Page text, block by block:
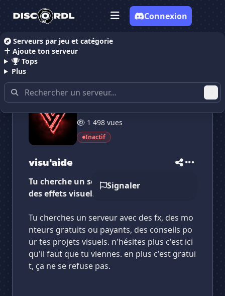
Serveurs par jeu et catégorie
Ajoute ton serveur
Tops
Plus
Connexion
Accueil Serveurs Discord films et séries
1 498 vues
Inactif
visu'aide
Signaler
Tu cherche un serveur avec des bots et
des effets visuels.
Tu cherches un serveur avec des fx, des mo
nteurs gratuits ou payants, des conseils po
ur tes projets visuels. n'hésites plus c'est ici
qu'il faut que tu viennes. en plus c'est gratui
t, ça ne se refuse pas.
Vote pourvisu'aide
Es-tu sûr de vouloir supprimer ton avis de ce
Supprimer
visu'aide